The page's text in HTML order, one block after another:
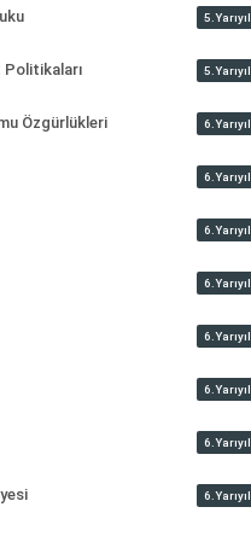
5.Yarıyıl
Politikaları 5.Yarıyıl
Özgürlükleri 6.Yarıyıl
6.Yarıyıl
6.Yarıyıl
6.Yarıyıl
6.Yarıyıl
6.Yarıyıl
6.Yarıyıl
6.Yarıyıl